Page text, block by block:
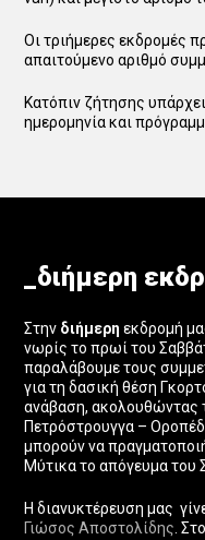
Οι τριήμερες εκδρομές
απαιτούμενο αριθμό
Κατόπιν ζήτησης
ημερομηνία και
_διήμερη
Στην διήμερη εκδρομή
νωρίς το πρωί του
παραλάβουμε τους
για τη δασική θέση
ανάβαση, ακολουθώντας
Πετρόστρουγγα –
μπορούν να
Μύτικα το απόγευμα του
Η διανυκτέρευση μας
Γιώσος Αποστολίδης.